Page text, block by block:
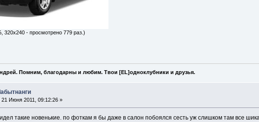
320x240 - просмотрено 779 раз.)
Помним, благодарны и любим. Твои [EL]одноклубники и друзья.
21 Июня 2011, 09:12:26 »
такие новенькие. по фоткам я бы даже в салон побоялся сесть уж слишком там все